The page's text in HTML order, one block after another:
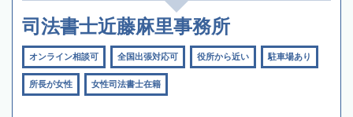
司法書士近藤麻里事務所
オンライン相談可 全国出張対応可 役所から近い 駐車場あり
所長が女性 女性司法書士在籍